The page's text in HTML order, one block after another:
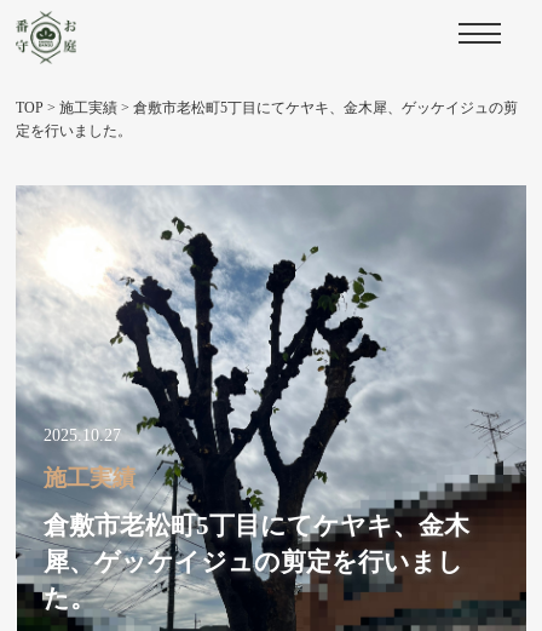
TOP >施工実績 >倉敷市老松町5丁目にてケヤキ、金木犀、ゲッケイジュの剪
定を行いました。
2025.10.27
施工実績
倉敷市老松町5丁目にてケヤキ、金木
犀、ゲッケイジュの剪定を行いまし
た。